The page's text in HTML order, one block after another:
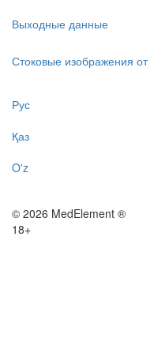
Выходные данные
Стоковые изображения от
Рус
Қаз
O'z
© 2026 MedElement ®
18+